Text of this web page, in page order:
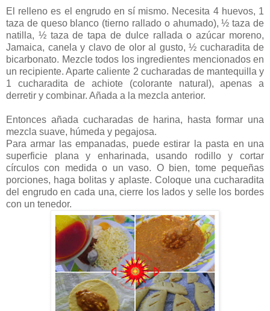
El relleno es el engrudo en sí mismo. Necesita 4 huevos, 1
taza de queso blanco (tierno rallado o ahumado), ½ taza de
natilla, ½ taza de tapa de dulce rallada o azúcar moreno,
Jamaica, canela y clavo de olor al gusto, ½ cucharadita de
bicarbonato. Mezcle todos los ingredientes mencionados en
un recipiente. Aparte caliente 2 cucharadas de mantequilla y
1 cucharadita de achiote (colorante natural), apenas a
derretir y combinar. Añada a la mezcla anterior.
Entonces añada cucharadas de harina, hasta formar una
mezcla suave, húmeda y pegajosa.
Para armar las empanadas, puede estirar la pasta en una
superficie plana y enharinada, usando rodillo y cortar
círculos con medida o un vaso. O bien, tome pequeñas
porciones, haga bolitas y aplaste. Coloque una cucharadita
del engrudo en cada una, cierre los lados y selle los bordes
con un tenedor.